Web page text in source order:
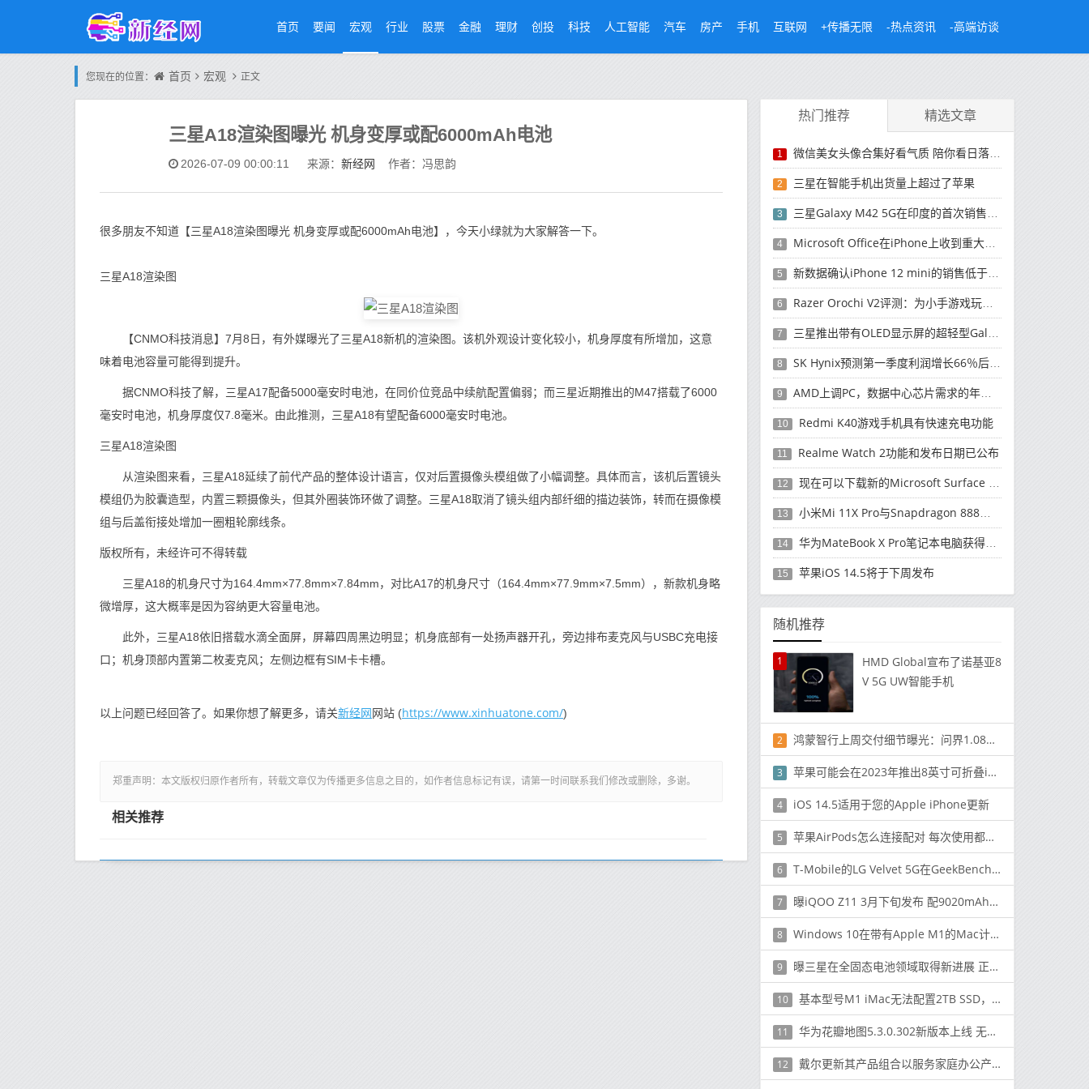
首页 要闻 宏观 行业 股票 金融 理财 创投 科技 人工智能 汽车 房产 手机 互联网 +传播无限 -热点资讯 -高端访谈
您现在的位置： 首页 宏观 正文
三星A18渲染图曝光 机身变厚或配6000mAh电池
2026-07-09 00:00:11 来源： 新经网 作者：冯思韵
很多朋友不知道【三星A18渲染图曝光 机身变厚或配6000mAh电池】，今天小绿就为大家解答一下。
三星A18渲染图
【CNMO科技消息】7月8日，有外媒曝光了三星A18新机的渲染图。该机外观设计变化较小，机身厚度有所增加，这意
味着电池容量可能得到提升。
据CNMO科技了解，三星A17配备5000毫安时电池，在同价位竞品中续航配置偏弱；而三星近期推出的M47搭载了6000
毫安时电池，机身厚度仅7.8毫米。由此推测，三星A18有望配备6000毫安时电池。
三星A18渲染图
从渲染图来看，三星A18延续了前代产品的整体设计语言，仅对后置摄像头模组做了小幅调整。具体而言，该机后置镜头
模组仍为胶囊造型，内置三颗摄像头，但其外圈装饰环做了调整。三星A18取消了镜头组内部纤细的描边装饰，转而在摄像模
组与后盖衔接处增加一圈粗轮廓线条。
版权所有，未经许可不得转载
三星A18的机身尺寸为164.4mm×77.8mm×7.84mm，对比A17的机身尺寸（164.4mm×77.9mm×7.5mm），新款机身略
微增厚，这大概率是因为容纳更大容量电池。
此外，三星A18依旧搭载水滴全面屏，屏幕四周黑边明显；机身底部有一处扬声器开孔，旁边排布麦克风与USBC充电接
口；机身顶部内置第二枚麦克风；左侧边框有SIM卡卡槽。
以上问题已经回答了。如果你想了解更多，请关新经网网站 (https://www.xinhuatone.com/)
郑重声明：本文版权归原作者所有，转载文章仅为传播更多信息之目的，如作者信息标记有误，请第一时间联系我们修改或删除，多谢。
相关推荐
热门推荐 精选文章
1 微信美女头像合集好看气质 陪你看日落的人比日落更浪漫
2 三星在智能手机出货量上超过了苹果
3 三星Galaxy M42 5G在印度的首次销售将于今晚开始
4 Microsoft Office在iPhone上收到重大更新
5 新数据确认iPhone 12 mini的销售低于预期
6 Razer Orochi V2评测：为小手游戏玩家设计的鼠标
7 三星推出带有OLED显示屏的超轻型Galaxy Book Pro和Galaxy Book Pro 360笔记本电脑
8 SK Hynix预测第一季度利润增长66％后，对芯片的需求将增强
9 AMD上调PC，数据中心芯片需求的年度收入预测
10 Redmi K40游戏手机具有快速充电功能
11 Realme Watch 2功能和发布日期已公布
12 现在可以下载新的Microsoft Surface Duo更新
13 小米Mi 11X Pro与Snapdragon 888处理器一起发布
14 华为MateBook X Pro笔记本电脑获得全新升级
15 苹果iOS 14.5将于下周发布
随机推荐
1
HMD Global宣布了诺基亚8
V 5G UW智能手机
2 鸿蒙智行上周交付细节曝光：问界1.08万 尊界0.03万
3 苹果可能会在2023年推出8英寸可折叠iPhone
4 iOS 14.5适用于您的Apple iPhone更新
5 苹果AirPods怎么连接配对 每次使用都需要设置配对吗
6 T-Mobile的LG Velvet 5G在GeekBench上大获成功，展示了Dimensity 1000C的出色表现
7 曝iQOO Z11 3月下旬发布 配9020mAh电池+165Hz屏幕
8 Windows 10在带有Apple M1的Mac计算机上成功运行
9 曝三星在全固态电池领域取得新进展 正在评估量产
10 基本型号M1 iMac无法配置2TB SSD，仅限于1TB
11 华为花瓣地图5.3.0.302新版本上线 无网也能精准导航
12 戴尔更新其产品组合以服务家庭办公产品